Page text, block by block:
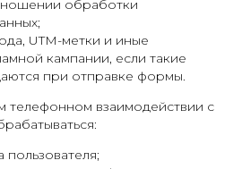
обработки
UTM-метки и иные
кампании, если такие
при отправке формы.
телефонном взаимодействии с